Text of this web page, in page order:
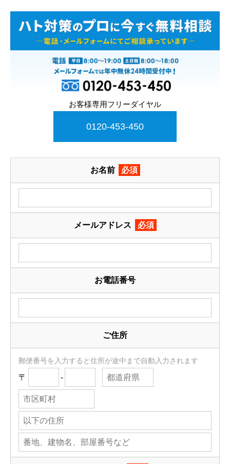
お客様専用フリーダイヤル
0120-453-450
お名前 必須
メールアドレス 必須
お電話番号
ご住所
郵便番号を入力すると住所が途中まで自動入力されます
〒 -